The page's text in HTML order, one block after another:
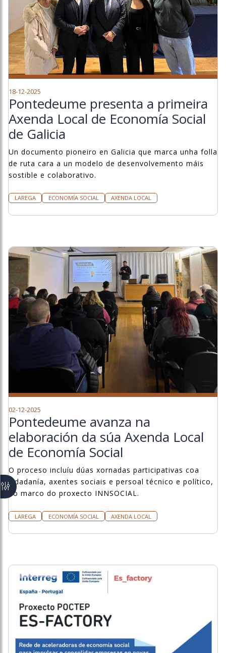
18-12-2025
Pontedeume presenta a primeira
Axenda Local de Economía Social
de Galicia
Un documento pioneiro en Galicia que marca unha folla
de ruta cara a un modelo de desenvolvemento máis
sostible e colaborativo.
LAREGA ECONOMÍA SOCIAL AXENDA LOCAL
02-12-2025
Pontedeume avanza na
elaboración da súa Axenda Local
de Economía Social
O proceso incluíu dúas xornadas participativas coa
cidadanía, axentes sociais e persoal técnico e político,
no marco do proxecto INNSOCIAL.
LAREGA ECONOMÍA SOCIAL AXENDA LOCAL